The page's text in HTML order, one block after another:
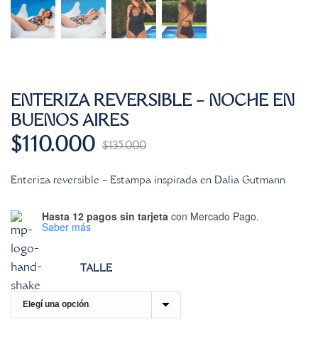
ENTERIZA REVERSIBLE – NOCHE EN
BUENOS AIRES
$135.000
$110.000
Enteriza reversible – Estampa inspirada en Dalia Gutmann
Hasta 12 pagos sin tarjeta con Mercado Pago.
Saber más
TALLE